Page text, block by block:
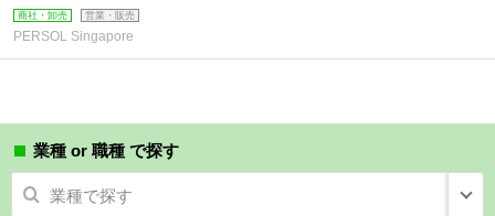
商社・卸売 営業・販売
PERSOL Singapore
業種 or 職種 で探す
業種で探す